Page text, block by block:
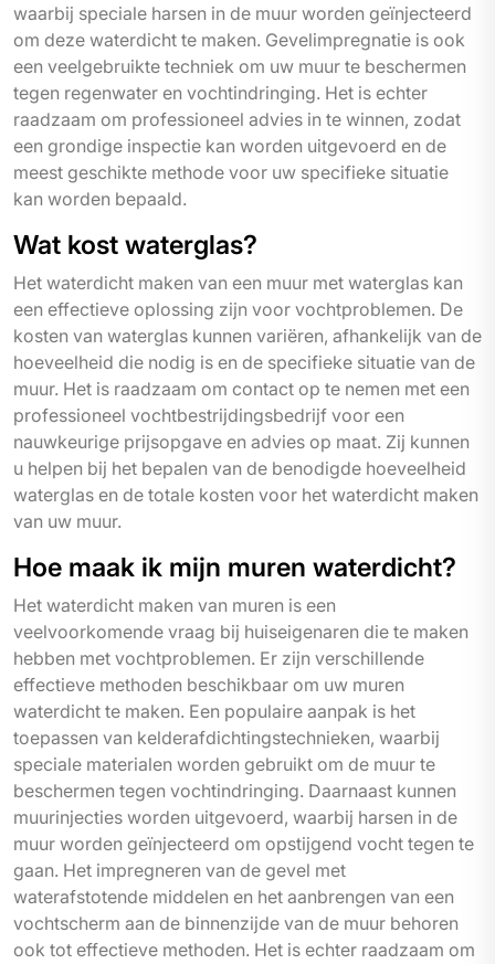
waarbij speciale harsen in de muur worden geïnjecteerd
om deze waterdicht te maken. Gevelimpregnatie is ook
een veelgebruikte techniek om uw muur te beschermen
tegen regenwater en vochtindringing. Het is echter
raadzaam om professioneel advies in te winnen, zodat
een grondige inspectie kan worden uitgevoerd en de
meest geschikte methode voor uw specifieke situatie
kan worden bepaald.
Wat kost waterglas?
Het waterdicht maken van een muur met waterglas kan
een effectieve oplossing zijn voor vochtproblemen. De
kosten van waterglas kunnen variëren, afhankelijk van de
hoeveelheid die nodig is en de specifieke situatie van de
muur. Het is raadzaam om contact op te nemen met een
professioneel vochtbestrijdingsbedrijf voor een
nauwkeurige prijsopgave en advies op maat. Zij kunnen
u helpen bij het bepalen van de benodigde hoeveelheid
waterglas en de totale kosten voor het waterdicht maken
van uw muur.
Hoe maak ik mijn muren waterdicht?
Het waterdicht maken van muren is een
veelvoorkomende vraag bij huiseigenaren die te maken
hebben met vochtproblemen. Er zijn verschillende
effectieve methoden beschikbaar om uw muren
waterdicht te maken. Een populaire aanpak is het
toepassen van kelderafdichtingstechnieken, waarbij
speciale materialen worden gebruikt om de muur te
beschermen tegen vochtindringing. Daarnaast kunnen
muurinjecties worden uitgevoerd, waarbij harsen in de
muur worden geïnjecteerd om opstijgend vocht tegen te
gaan. Het impregneren van de gevel met
waterafstotende middelen en het aanbrengen van een
vochtscherm aan de binnenzijde van de muur behoren
ook tot effectieve methoden. Het is echter raadzaam om